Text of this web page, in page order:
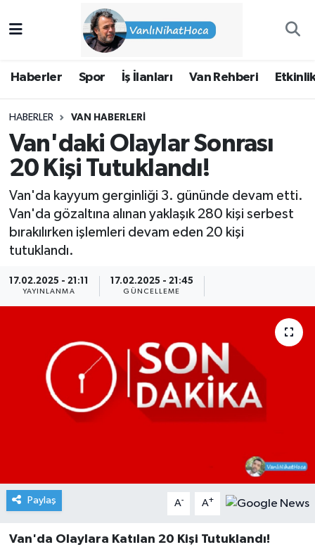
Haberler Spor İş İlanları Van Rehberi
HABERLER VAN HABERLERI
Van'daki Olaylar Sonrası
20 Kişi Tutuklandı!
Van'da kayyum gerginliği 3. gününde devam etti.
Van'da gözaltına alınan yaklaşık 280 kişi serbest
bırakılırken işlemleri devam eden 20 kişi
tutuklandı.
17.02.2025 - 21:11
YAYINLANMA
17.02.2025 - 21:45
GÜNCELLEME
Paylaş A- A+
Van'da Olaylara Katılan 20 Kişi Tutuklandı!
Van Rehberi
Etkinlikler
Köşe Yazıları
İpekyolu Nöbetçi Eczaneler
Süper Lig Puan Durumu ve Fikstür
Tüm Manşetler
Son Dakika Haberleri